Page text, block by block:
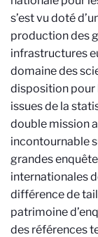
s’est vu doté
production des
infrastructures
domaine des
disposition pour
issues de la
double mission
incontournable
grandes
internationales
différence de
patrimoine
des références